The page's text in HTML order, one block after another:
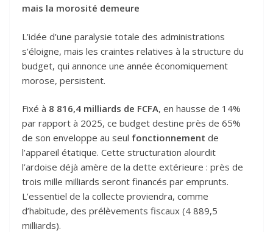
mais la morosité demeure
L’idée d’une paralysie totale des administrations
s’éloigne, mais les craintes relatives à la structure du
budget, qui annonce une année économiquement
morose, persistent.
Fixé à 8 816,4 milliards de FCFA, en hausse de 14%
par rapport à 2025, ce budget destine près de 65%
de son enveloppe au seul fonctionnement de
l’appareil étatique. Cette structuration alourdit
l’ardoise déjà amère de la dette extérieure : près de
trois mille milliards seront financés par emprunts.
L’essentiel de la collecte proviendra, comme
d’habitude, des prélèvements fiscaux (4 889,5
milliards).